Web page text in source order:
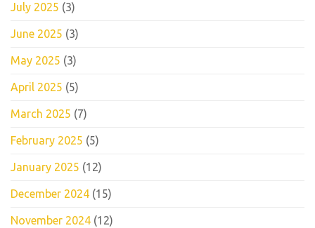
July 2025 (3)
June 2025 (3)
May 2025 (3)
April 2025 (5)
March 2025 (7)
February 2025 (5)
January 2025 (12)
December 2024 (15)
November 2024 (12)